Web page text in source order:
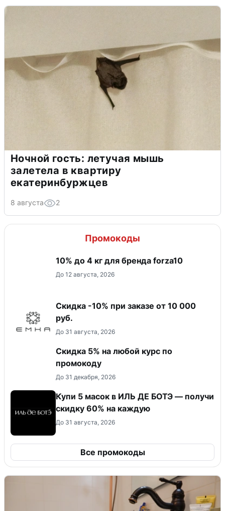
Ночной гость: летучая мышь
залетела в квартиру
екатеринбуржцев
8 августа 2
Промокоды
10% до 4 кг для бренда forza10
До 12 августа, 2026
Скидка -10% при заказе от 10 000
руб.
До 31 августа, 2026
Скидка 5% на любой курс по
промокоду
До 31 декабря, 2026
Купи 5 масок в ИЛЬ ДЕ БОТЭ — получи
скидку 60% на каждую
До 31 августа, 2026
Все промокоды